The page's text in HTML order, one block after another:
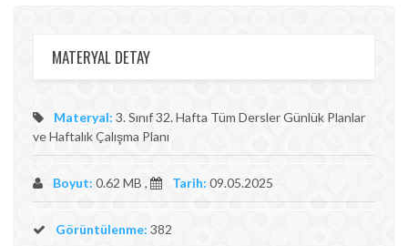
MATERYAL DETAY
Materyal: 3. Sınıf 32. Hafta Tüm Dersler Günlük Planlar
ve Haftalık Çalışma Planı
Boyut: 0.62 MB , Tarih: 09.05.2025
Görüntülenme: 382